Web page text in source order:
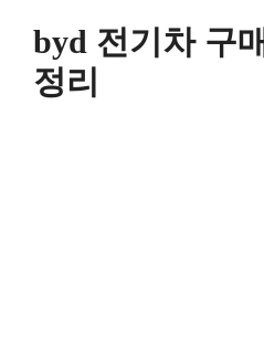
byd 전기차 구
정리